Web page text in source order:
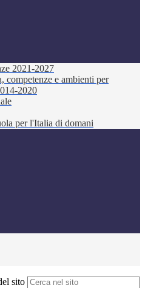
2021-2027
competenze e ambienti per
2020
per l'Italia di domani
sito